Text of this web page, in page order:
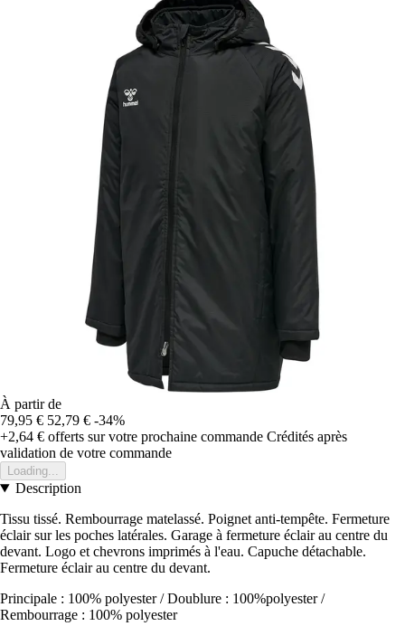
À partir de
79,95 € 52,79 € -34%
+2,64 € offerts sur votre prochaine commande Crédités après
validation de votre commande
Loading...
Description
Tissu tissé. Rembourrage matelassé. Poignet anti-tempête. Fermeture
éclair sur les poches latérales. Garage à fermeture éclair au centre du
devant. Logo et chevrons imprimés à l'eau. Capuche détachable.
Fermeture éclair au centre du devant.
Principale : 100% polyester / Doublure : 100%polyester /
Rembourrage : 100% polyester